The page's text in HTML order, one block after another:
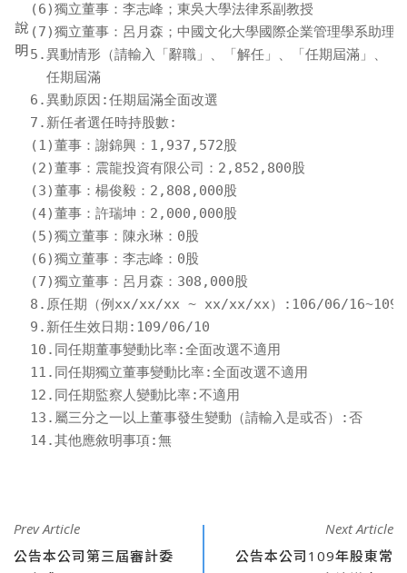
說
明
(6)獨立董事：李志峰；東吳大學法律系副教授
(7)獨立董事：呂月森；中國文化大學國際企業管理學系助理
5.異動情形（請輸入「辭職」、「解任」、「任期屆滿」、
  任期屆滿
6.異動原因:任期屆滿全面改選
7.新任者選任時持股數:
(1)董事：謝錦興：1,937,572股
(2)董事：震龍投資有限公司：2,852,800股
(3)董事：楊俊毅：2,808,000股
(4)董事：許瑞坤：2,000,000股
(5)獨立董事：陳永琳：0股
(6)獨立董事：李志峰：0股
(7)獨立董事：呂月森：308,000股
8.原任期（例xx/xx/xx ~ xx/xx/xx）:106/06/
9.新任生效日期:109/06/10
10.同任期董事變動比率:全面改選不適用
11.同任期獨立董事變動比率:全面改選不適用
12.同任期監察人變動比率:不適用
13.屬三分之一以上董事發生變動（請輸入是或否）:否
14.其他應敘明事項:無
Prev Article
公告本公司第三屆審計委
Next Article
公告本公司109年股東常